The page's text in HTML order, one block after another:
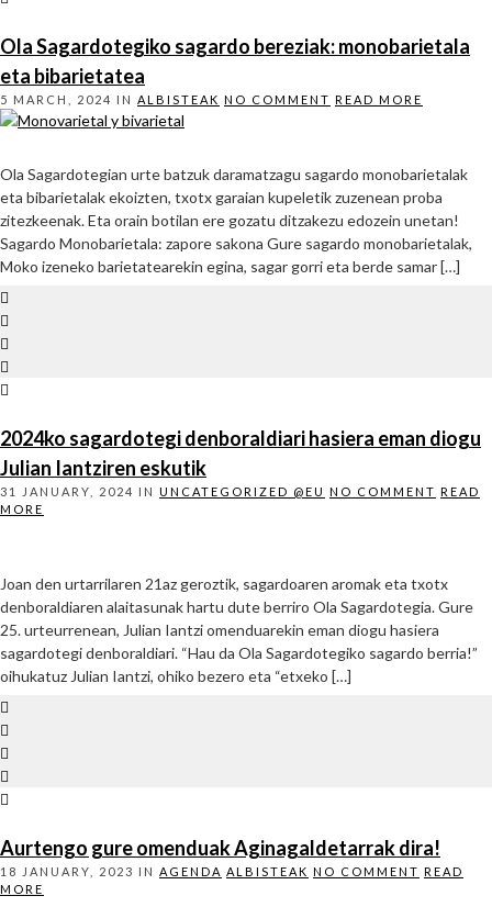
Ola Sagardotegiko sagardo bereziak: monobarietala
eta bibarietatea
5 MARCH, 2024 IN ALBISTEAK NO COMMENT READ MORE
Ola Sagardotegian urte batzuk daramatzagu sagardo monobarietalak
eta bibarietalak ekoizten, txotx garaian kupeletik zuzenean proba
zitezkeenak. Eta orain botilan ere gozatu ditzakezu edozein unetan!
Sagardo Monobarietala: zapore sakona Gure sagardo monobarietalak,
Moko izeneko barietatearekin egina, sagar gorri eta berde samar […]
2024ko sagardotegi denboraldiari hasiera eman diogu
Julian Iantziren eskutik
31 JANUARY, 2024 IN UNCATEGORIZED @EU NO COMMENT READ
MORE
Joan den urtarrilaren 21az geroztik, sagardoaren aromak eta txotx
denboraldiaren alaitasunak hartu dute berriro Ola Sagardotegia. Gure
25. urteurrenean, Julian Iantzi omenduarekin eman diogu hasiera
sagardotegi denboraldiari. “Hau da Ola Sagardotegiko sagardo berria!”
oihukatuz Julian Iantzi, ohiko bezero eta “etxeko […]
Aurtengo gure omenduak Aginagaldetarrak dira!
18 JANUARY, 2023 IN AGENDA ALBISTEAK NO COMMENT READ
MORE